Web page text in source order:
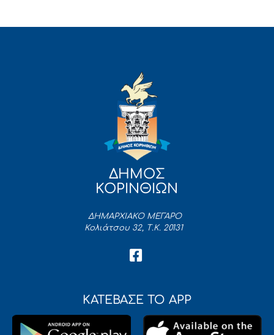
ΔΗΜΟΣ
ΚΟΡΙΝΘΙΩΝ
ΔΗΜΑΡΧΙΑΚΟ ΜΕΓΑΡΟ
Κολιάτσου 32, Τ.Κ. 20131
ΚΑΤΕΒΑΣΕ ΤΟ APP